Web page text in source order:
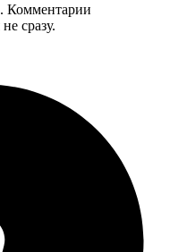
Комментарии
сразу.